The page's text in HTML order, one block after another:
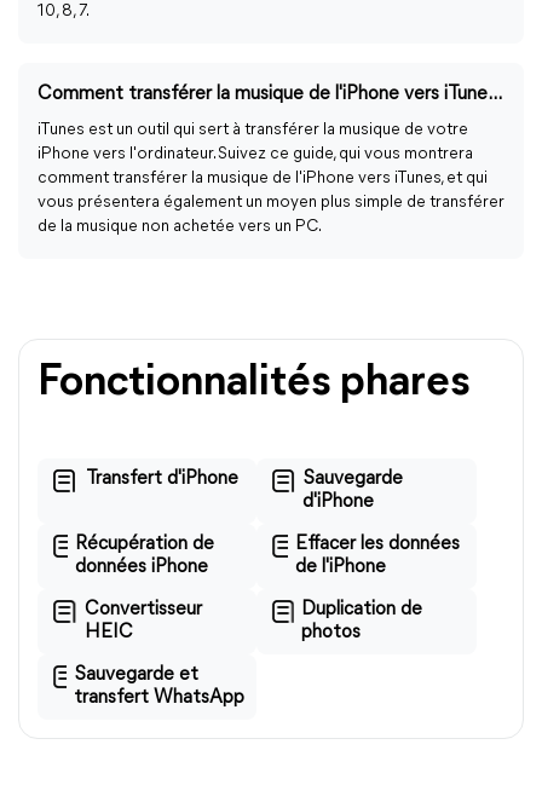
10, 8, 7.
Comment transférer la musique de l'iPhone vers iTunes sur un ordinateur Windows
iTunes est un outil qui sert à transférer la musique de votre
iPhone vers l'ordinateur. Suivez ce guide, qui vous montrera
comment transférer la musique de l'iPhone vers iTunes, et qui
vous présentera également un moyen plus simple de transférer
de la musique non achetée vers un PC.
Fonctionnalités phares
Transfert d'iPhone
Sauvegarde
d'iPhone
Récupération de
données iPhone
Effacer les données
de l'iPhone
Convertisseur
HEIC
Duplication de
photos
Sauvegarde et
transfert WhatsApp